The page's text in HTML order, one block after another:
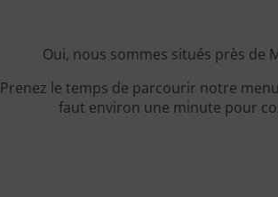
Oui, nous sommes situés près de
Prenez le temps de parcourir notre
faut environ une minute pour